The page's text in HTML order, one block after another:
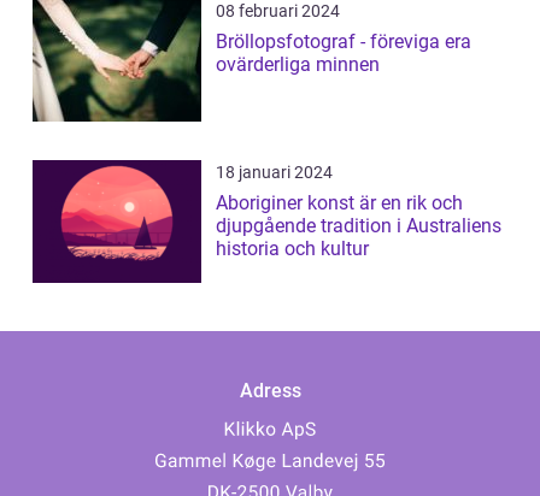
08 februari 2024
Bröllopsfotograf - föreviga era
ovärderliga minnen
18 januari 2024
Aboriginer konst är en rik och
djupgående tradition i Australiens
historia och kultur
Adress